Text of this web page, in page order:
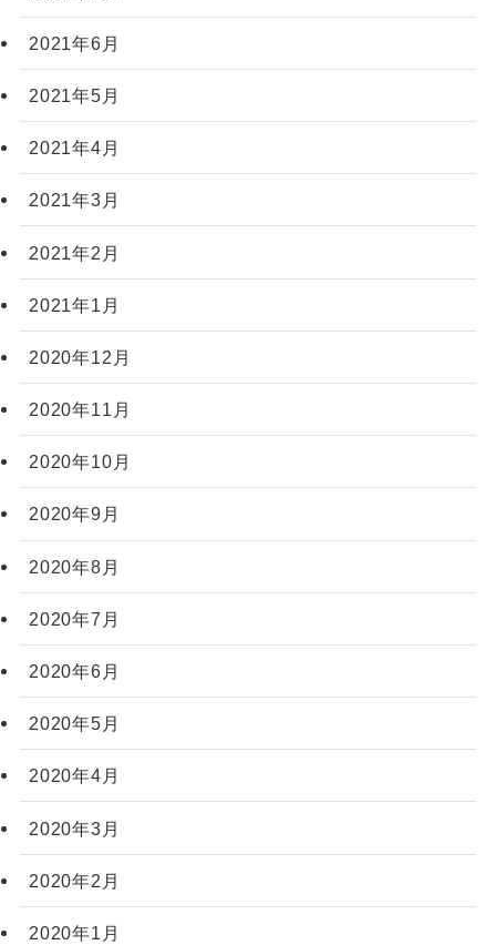
2021年6月
2021年5月
2021年4月
2021年3月
2021年2月
2021年1月
2020年12月
2020年11月
2020年10月
2020年9月
2020年8月
2020年7月
2020年6月
2020年5月
2020年4月
2020年3月
2020年2月
2020年1月